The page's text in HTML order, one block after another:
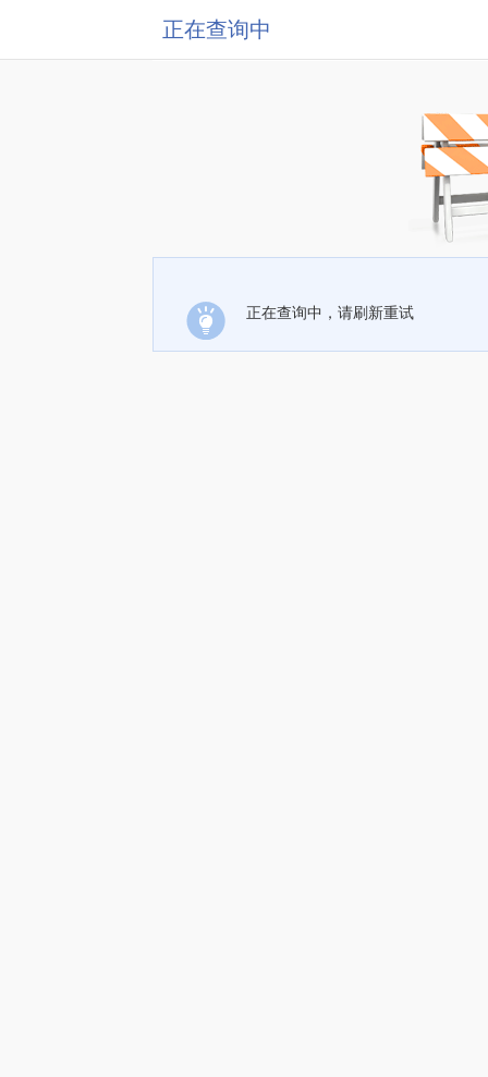
正在查询中
正在查询中，请刷新重试